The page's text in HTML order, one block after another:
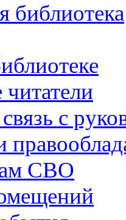
библиотека
с
СВО